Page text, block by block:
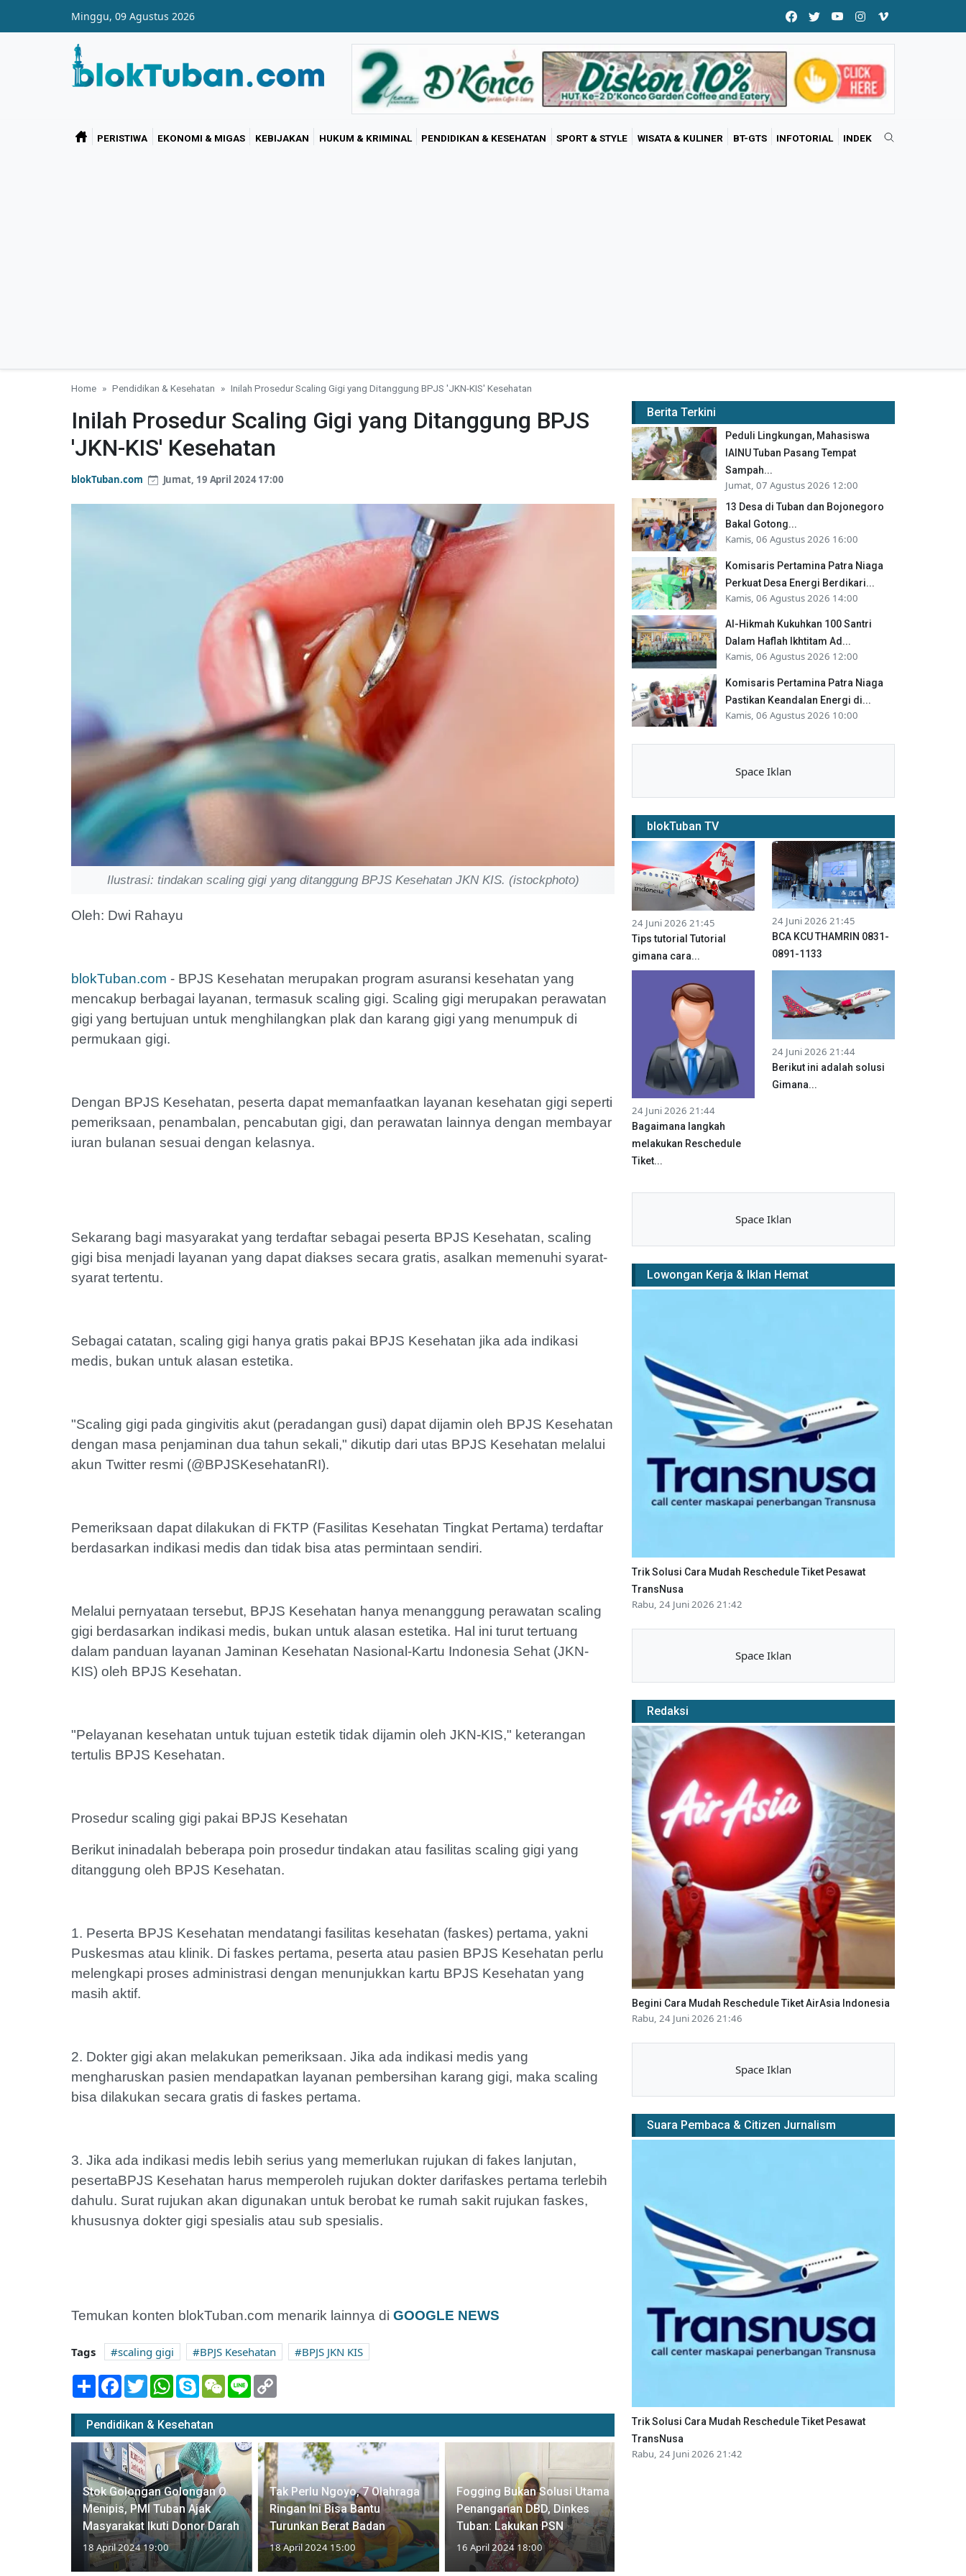
Minggu, 09 Agustus 2026
PERISTIWA EKONOMI & MIGAS KEBIJAKAN HUKUM & KRIMINAL PENDIDIKAN & KESEHATAN SPORT & STYLE WISATA & KULINER BT-GTS INFOTORIAL INDEK
Home Pendidikan & Kesehatan Inilah Prosedur Scaling Gigi yang Ditanggung BPJS 'JKN-KIS' Kesehatan
Inilah Prosedur Scaling Gigi yang Ditanggung BPJS
'JKN-KIS' Kesehatan
blokTuban.com Jumat, 19 April 2024 17:00
Ilustrasi: tindakan scaling gigi yang ditanggung BPJS Kesehatan JKN KIS. (istockphoto)
Oleh: Dwi Rahayu
blokTuban.com - BPJS Kesehatan merupakan program asuransi kesehatan yang
mencakup berbagai layanan, termasuk scaling gigi. Scaling gigi merupakan perawatan
gigi yang bertujuan untuk menghilangkan plak dan karang gigi yang menumpuk di
permukaan gigi.
Dengan BPJS Kesehatan, peserta dapat memanfaatkan layanan kesehatan gigi seperti
pemeriksaan, penambalan, pencabutan gigi, dan perawatan lainnya dengan membayar
iuran bulanan sesuai dengan kelasnya.
Sekarang bagi masyarakat yang terdaftar sebagai peserta BPJS Kesehatan, scaling
gigi bisa menjadi layanan yang dapat diakses secara gratis, asalkan memenuhi syarat-
syarat tertentu.
Sebagai catatan, scaling gigi hanya gratis pakai BPJS Kesehatan jika ada indikasi
medis, bukan untuk alasan estetika.
"Scaling gigi pada gingivitis akut (peradangan gusi) dapat dijamin oleh BPJS Kesehatan
dengan masa penjaminan dua tahun sekali," dikutip dari utas BPJS Kesehatan melalui
akun Twitter resmi (@BPJSKesehatanRI).
Pemeriksaan dapat dilakukan di FKTP (Fasilitas Kesehatan Tingkat Pertama) terdaftar
berdasarkan indikasi medis dan tidak bisa atas permintaan sendiri.
Melalui pernyataan tersebut, BPJS Kesehatan hanya menanggung perawatan scaling
gigi berdasarkan indikasi medis, bukan untuk alasan estetika. Hal ini turut tertuang
dalam panduan layanan Jaminan Kesehatan Nasional-Kartu Indonesia Sehat (JKN-
KIS) oleh BPJS Kesehatan.
"Pelayanan kesehatan untuk tujuan estetik tidak dijamin oleh JKN-KIS," keterangan
tertulis BPJS Kesehatan.
Prosedur scaling gigi pakai BPJS Kesehatan
Berikut ininadalah beberapa poin prosedur tindakan atau fasilitas scaling gigi yang
ditanggung oleh BPJS Kesehatan.
1. Peserta BPJS Kesehatan mendatangi fasilitas kesehatan (faskes) pertama, yakni
Puskesmas atau klinik. Di faskes pertama, peserta atau pasien BPJS Kesehatan perlu
melengkapi proses administrasi dengan menunjukkan kartu BPJS Kesehatan yang
masih aktif.
2. Dokter gigi akan melakukan pemeriksaan. Jika ada indikasi medis yang
mengharuskan pasien mendapatkan layanan pembersihan karang gigi, maka scaling
bisa dilakukan secara gratis di faskes pertama.
3. Jika ada indikasi medis lebih serius yang memerlukan rujukan di fakes lanjutan,
pesertaBPJS Kesehatan harus memperoleh rujukan dokter darifaskes pertama terlebih
dahulu. Surat rujukan akan digunakan untuk berobat ke rumah sakit rujukan faskes,
khususnya dokter gigi spesialis atau sub spesialis.
Temukan konten blokTuban.com menarik lainnya di GOOGLE NEWS
Tags scaling gigi BPJS Kesehatan
BPJS JKN KIS
Share Facebook
TwitterWhatsApp
SkypeWeChatLine
Pendidikan & Kesehatan
Stok Golongan Golongan O
Menipis, PMI Tuban Ajak
Masyarakat Ikuti Donor Darah
18 April 2024 19:00
Tak Perlu Ngoyo, 7 Olahraga
Ringan Ini Bisa Bantu
Turunkan Berat Badan
18 April 2024 15:00
Fogging Bukan Solusi Utama
Penanganan DBD, Dinkes
Tuban: Lakukan PSN
16 April 2024 18:00
Berita Terkini
Peduli Lingkungan, Mahasiswa
IAINU Tuban Pasang Tempat
Sampah...
Jumat, 07 Agustus 2026 12:00
13 Desa di Tuban dan Bojonegoro
Bakal Gotong...
Kamis, 06 Agustus 2026 16:00
Komisaris Pertamina Patra Niaga
Perkuat Desa Energi Berdikari...
Kamis, 06 Agustus 2026 14:00
Al-Hikmah Kukuhkan 100 Santri
Dalam Haflah Ikhtitam Ad...
Kamis, 06 Agustus 2026 12:00
Komisaris Pertamina Patra Niaga
Pastikan Keandalan Energi di...
Kamis, 06 Agustus 2026 10:00
Space Iklan
blokTuban TV
24 Juni 2026 21:45
Tips tutorial Tutorial
gimana cara...
24 Juni 2026 21:45
BCA KCU THAMRIN 0831-
0891-1133
24 Juni 2026 21:44
Bagaimana langkah
melakukan Reschedule
Tiket...
24 Juni 2026 21:44
Berikut ini adalah solusi
Gimana...
Space Iklan
Lowongan Kerja & Iklan Hemat
Trik Solusi Cara Mudah Reschedule Tiket Pesawat
TransNusa
Rabu, 24 Juni 2026 21:42
Space Iklan
Redaksi
Begini Cara Mudah Reschedule Tiket AirAsia Indonesia
Rabu, 24 Juni 2026 21:46
Space Iklan
Suara Pembaca & Citizen Jurnalism
Trik Solusi Cara Mudah Reschedule Tiket Pesawat
TransNusa
Rabu, 24 Juni 2026 21:42